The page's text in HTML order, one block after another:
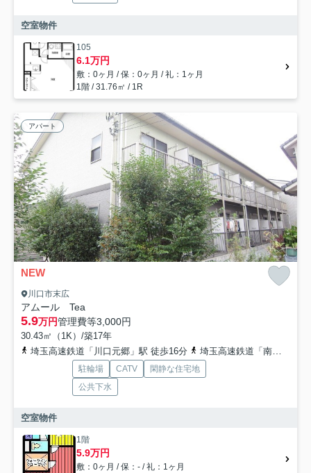
空室物件
105
6.1万円
敷：0ヶ月 / 保：0ヶ月 / 礼：1ヶ月
1階 / 31.76㎡ / 1R
アパート
NEW
川口市末広
アムール Tea
5.9万円管理費等3,000円
30.43㎡（1K）/築17年
埼玉高速鉄道「川口元郷」駅 徒歩16分
埼玉高速鉄道「南鳩ヶ谷」駅 徒歩21分
駐輪場 CATV
閑静な住宅地
公共下水
空室物件
1階
5.9万円
敷：0ヶ月 / 保：- / 礼：1ヶ月